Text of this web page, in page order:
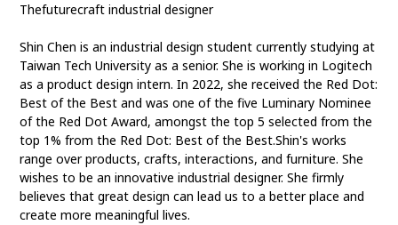
Thefuturecraft industrial designer
Shin Chen is an industrial design student currently studying at
Taiwan Tech University as a senior. She is working in Logitech
as a product design intern. In 2022, she received the Red Dot:
Best of the Best and was one of the five Luminary Nominee
of the Red Dot Award, amongst the top 5 selected from the
top 1% from the Red Dot: Best of the Best.Shin's works
range over products, crafts, interactions, and furniture. She
wishes to be an innovative industrial designer. She firmly
believes that great design can lead us to a better place and
create more meaningful lives.